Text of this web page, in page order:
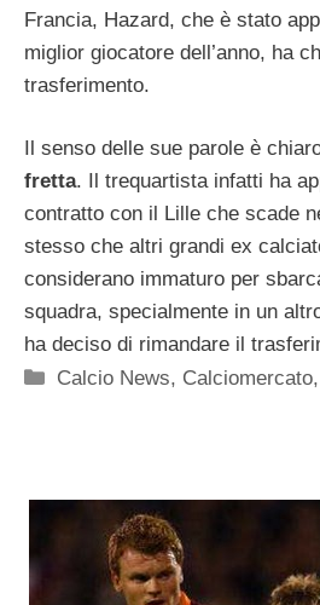
Francia, Hazard, che è stato
miglior giocatore dell’anno, ha
trasferimento.
Il senso delle sue parole è
fretta. Il trequartista infatti ha
contratto con il Lille che scade
stesso che altri grandi ex
considerano immaturo per
squadra, specialmente in un
ha deciso di rimandare il
Categorie
Calcio News, Calciomercato,